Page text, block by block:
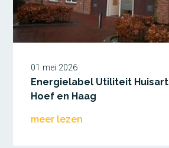
01 mei 2026
Energielabel Utiliteit
Hoef en Haag
meer lezen